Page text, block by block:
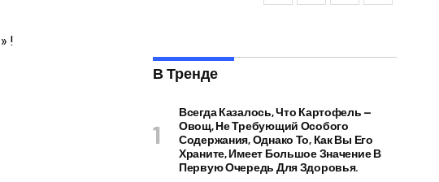
В Тренде
Всегда Казалось, Что Картофель —
Овощ, Не Требующий Особого
Содержания, Однако То, Как Вы Его
Храните, Имеет Большое Значение В
Первую Очередь Для Здоровья.